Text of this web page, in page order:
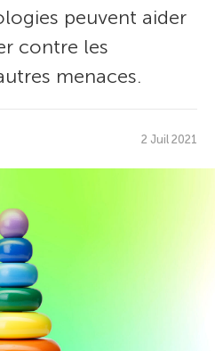
peuvent aider
contre les
menaces.
2 Juil 2021